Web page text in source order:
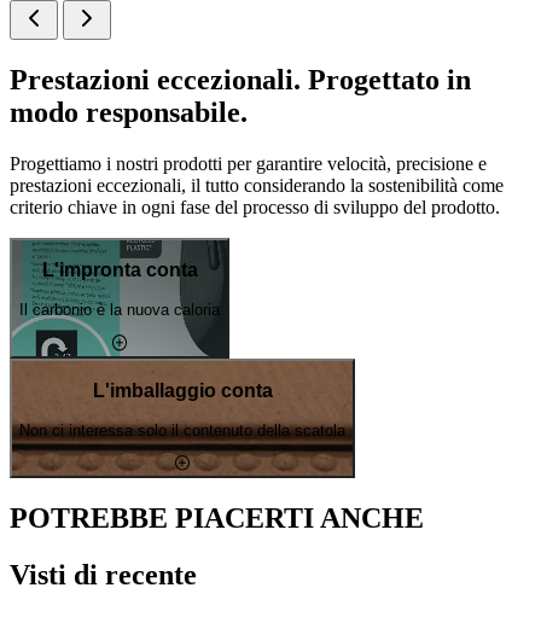
Prestazioni eccezionali. Progettato in
modo responsabile.
Progettiamo i nostri prodotti per garantire velocità, precisione e
prestazioni eccezionali, il tutto considerando la sostenibilità come
criterio chiave in ogni fase del processo di sviluppo del prodotto.
L'impronta conta
Il carbonio è la nuova caloria
L'imballaggio conta
Non ci interessa solo il contenuto della scatola
POTREBBE PIACERTI ANCHE
Visti di recente